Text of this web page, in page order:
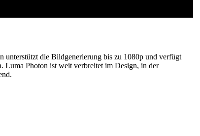
unterstützt die Bildgenerierung bis zu 1080p und verfügt
Luma Photon ist weit verbreitet im Design, in der